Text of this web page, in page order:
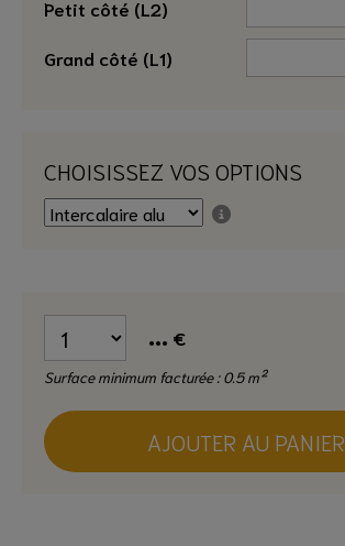
Petit côté (L2)
Grand côté (L1)
CHOISISSEZ VOS OPTIONS
... €
Surface minimum facturée : 0.5 m²
AJOUTER AU PANIER